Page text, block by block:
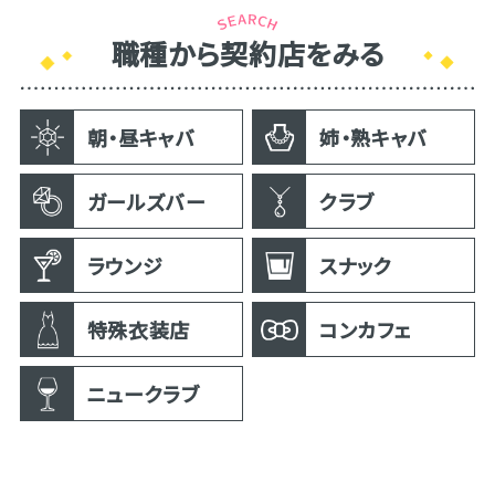
職種から契約店をみる
朝・昼キャバ 姉・熟キャバ
ガールズバー クラブ
ラウンジ スナック
特殊衣装店 コンカフェ
ニュークラブ